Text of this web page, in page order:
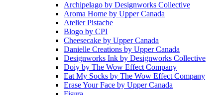
Archipelago by Designworks Collective
Aroma Home by Upper Canada
Atelier Pistache
Blogo by CPI
Cheesecake by Upper Canada
Danielle Creations by Upper Canada
Designworks Ink by Designworks Collective
Doiy by The Wow Effect Company
Eat My Socks by The Wow Effect Company
Erase Your Face by Upper Canada